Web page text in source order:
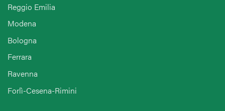
Reggio Emilia
Modena
Bologna
Ferrara
Ravenna
Forlì-Cesena-Rimini